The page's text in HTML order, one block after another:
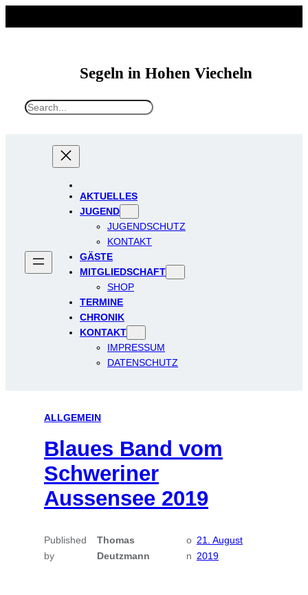
Segeln in Hohen Viecheln
S
AKTUELLES
JUGEND
JUGENDSCHUTZ
KONTAKT
GÄSTE
MITGLIEDSCHAFT
SHOP
TERMINE
CHRONIK
KONTAKT
IMPRESSUM
DATENSCHUTZ
ALLGEMEIN
Blaues Band vom
Schweriner
Aussensee 2019
Published
by
Thomas
Deutzmann
o
n
21. August
2019